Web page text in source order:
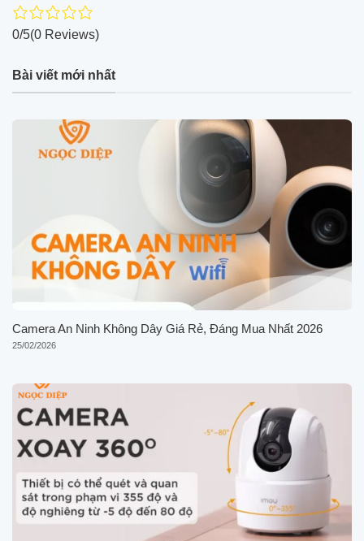
0/5(0 Reviews)
Bài viết mới nhất
Camera An Ninh Không Dây Giá Rẻ, Đáng Mua Nhất 2026
25/02/2026